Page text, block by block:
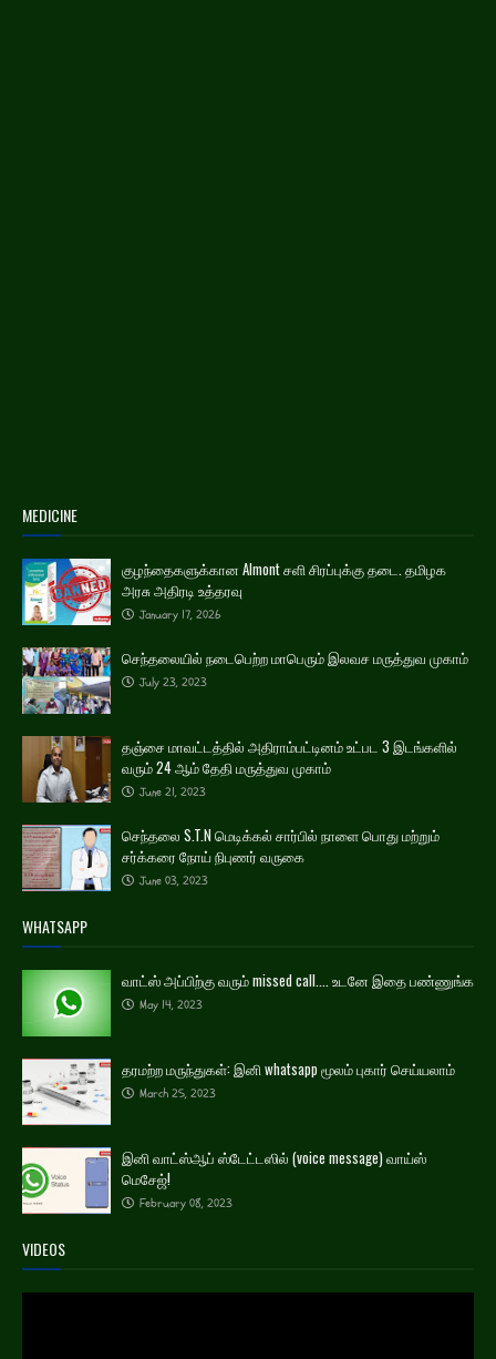
MEDICINE
குழந்தைகளுக்கான Almont சளி சிரப்புக்கு தடை. தமிழக
அரசு அதிரடி உத்தரவு
January 17, 2026
செந்தலையில் நடைபெற்ற மாபெரும் இலவச மருத்துவ முகாம்
July 23, 2023
தஞ்சை மாவட்டத்தில் அதிராம்பட்டினம் உட்பட 3 இடங்களில்
வரும் 24 ஆம் தேதி மருத்துவ முகாம்
June 21, 2023
செந்தலை S.T.N மெடிக்கல் சார்பில் நாளை பொது மற்றும்
சர்க்கரை நோய் நிபுணர் வருகை
June 03, 2023
WHATSAPP
வாட்ஸ் அப்பிற்கு வரும் missed call.... உடனே இதை பண்ணுங்க
May 14, 2023
தரமற்ற மருந்துகள்: இனி whatsapp மூலம் புகார் செய்யலாம்
March 25, 2023
இனி வாட்ஸ்ஆப் ஸ்டேட்டஸில் (voice message) வாய்ஸ்
மெசேஜ்!
February 08, 2023
VIDEOS